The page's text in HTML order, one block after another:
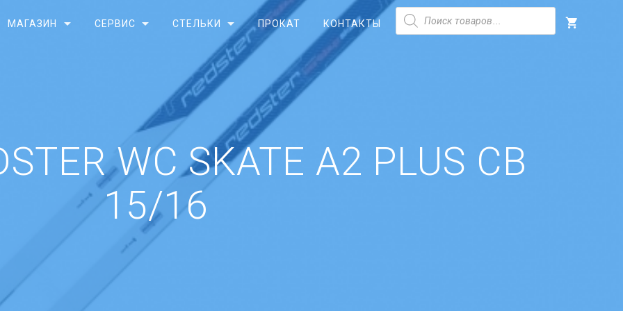
МАГАЗИН СЕРВИС СТЕЛЬКИ ПРОКАТ КОНТАКТЫ
Поиск
товаров
WC SKATE A2 PLUS CB
15/16